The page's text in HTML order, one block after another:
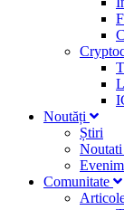
Noutăți
Știri
Comunitate